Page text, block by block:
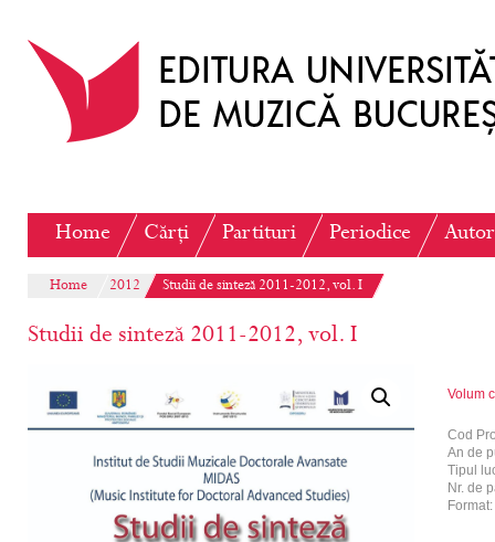
Home Cărți Partituri Periodice
Home 2012 Studii de sinteză 2011-2012, vol. I
Studii de sinteză 2011-2012, vol. I
Volum
Cod
An de
Tipul
Nr. de
Format: